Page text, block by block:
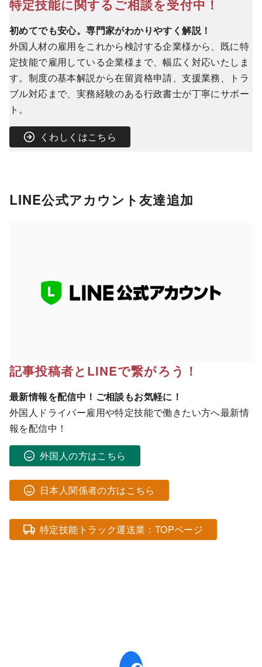
特定技能に関するご相談を受付中！
初めてでも安心。専門家がわかりやすく解説！
外国人材の雇用をこれから検討する企業様から、既に特
定技能で雇用している企業様まで、幅広く対応いたしま
す。制度の基本解説から在留資格申請、支援業務、トラ
ブル対応まで、実務経験のある行政書士が丁寧にサポー
ト。
くわしくはこちら
LINE公式アカウント友達追加
記事投稿者とLINEで繋がろう！
最新情報を配信中！ご相談もお気軽に！
外国人ドライバー雇用や特定技能で働きたい方へ最新情
報を配信中！
外国人の方はこちら
日本人関係者の方はこちら
特定技能トラック運送業：TOPページ